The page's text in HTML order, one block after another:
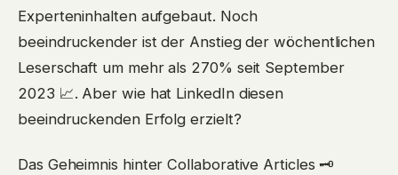
Experteninhalten aufgebaut. Noch
beeindruckender ist der Anstieg der wöchentlichen
Leserschaft um mehr als 270% seit September
2023 📈. Aber wie hat LinkedIn diesen
beeindruckenden Erfolg erzielt?
Das Geheimnis hinter Collaborative Articles 🗝